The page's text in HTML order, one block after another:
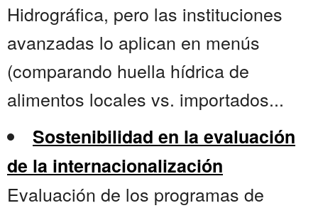
Hidrográfica, pero las instituciones
avanzadas lo aplican en menús
(comparando huella hídrica de
alimentos locales vs. importados...
Sostenibilidad en la evaluación
de la internacionalización
Evaluación de los programas de